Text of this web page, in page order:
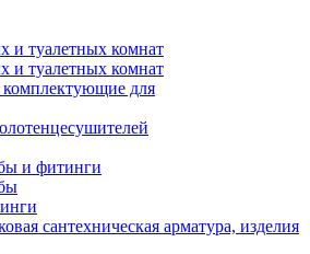
и туалетных комнат
и туалетных комнат
для
и фитинги
сантехническая арматура, изделия